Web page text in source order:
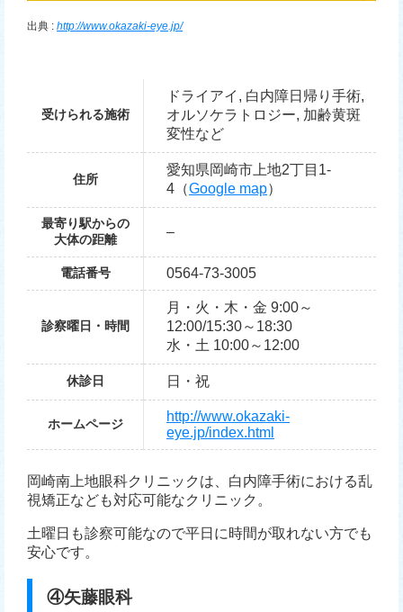
出典 : http://www.okazaki-eye.jp/
受けられる施術
ドライアイ, 白内障日帰り手術,
オルソケラトロジー, 加齢黄斑
変性など
住所
愛知県岡崎市上地2丁目1-
4（Google map）
最寄り駅からの
大体の距離
–
電話番号 0564-73-3005
診察曜日・時間
月・火・木・金 9:00～
12:00/15:30～18:30
水・土 10:00～12:00
休診日 日・祝
ホームページ
http://www.okazaki-
eye.jp/index.html
岡崎南上地眼科クリニックは、白内障手術における乱
視矯正なども対応可能なクリニック。
土曜日も診察可能なので平日に時間が取れない方でも
安心です。
④矢藤眼科